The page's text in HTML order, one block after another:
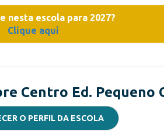
nesta escola para 2027?
Clique aqui
Centro Ed. Pequeno
O PERFIL DA ESCOLA